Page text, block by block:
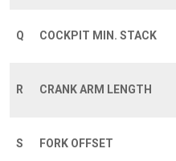
Q COCKPIT MIN. STACK
R CRANK ARM LENGTH
S FORK OFFSET